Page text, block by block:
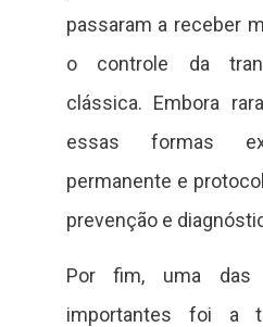
passaram a receber
o controle da
clássica. Embora
essas formas
permanente e
prevenção e
Por fim, uma das
importantes foi a